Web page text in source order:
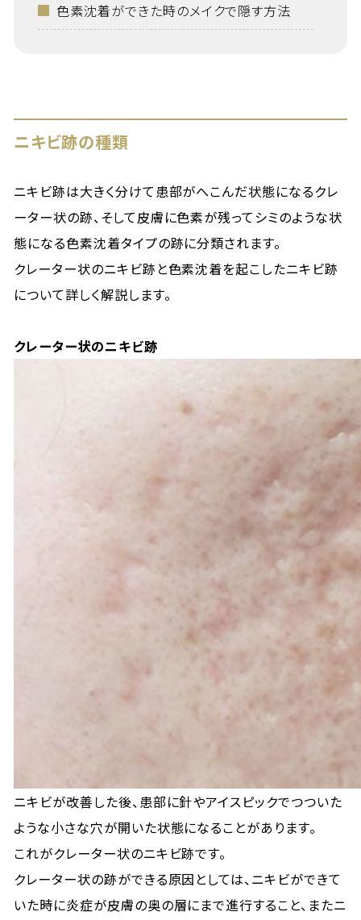
色素沈着ができた時のメイクで隠す方法
ニキビ跡の種類
ニキビ跡は大きく分けて患部がへこんだ状態になるクレ
ーター状の跡、そして皮膚に色素が残ってシミのような状
態になる色素沈着タイプの跡に分類されます。
クレーター状のニキビ跡と色素沈着を起こしたニキビ跡
について詳しく解説します。
クレーター状のニキビ跡
ニキビが改善した後、患部に針やアイスピックでつついた
ような小さな穴が開いた状態になることがあります。
これがクレーター状のニキビ跡です。
クレーター状の跡ができる原因としては、ニキビができて
いた時に炎症が皮膚の奥の層にまで進行すること、またニ